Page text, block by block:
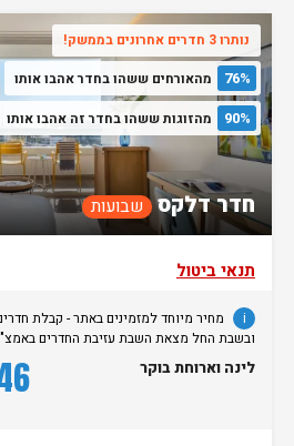
76% מהאורחים ששהו בחדר אהבו אותו
90% מהזוגות ששהו בחדר זה אהבו אותו
נותרו 3 חדרים אחרונים בממשק!
חדר דלקס שבועות
תנאי ביטול
i
לספא היא למבוגרים בלבד. מדיניות שונה
לינה וארוחת בוקר
הוטלס
יחזור
בשעות
הפעילות